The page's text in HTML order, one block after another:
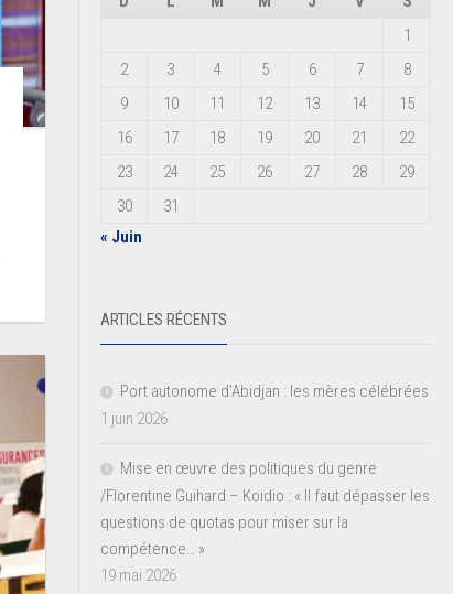
1
2
3 4 5 6 7
8
9
10 11 12 13 14
15
16
17 18 19 20 21
22
23
24 25 26 27 28
29
30
31
« Juin
ARTICLES RÉCENTS
Port autonome d’Abidjan : les mères célébrées
1 juin 2026
Mise en œuvre des politiques du genre
/Florentine Guihard – Koidio : « Il faut dépasser les
questions de quotas pour miser sur la
compétence… »
19 mai 2026